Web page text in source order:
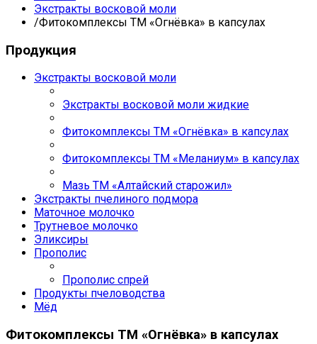
Экстракты восковой моли
/Фитокомплексы ТМ «Огнёвка» в капсулах
Продукция
Экстракты восковой моли
Экстракты восковой моли жидкие
Фитокомплексы ТМ «Огнёвка» в капсулах
Фитокомплексы ТМ «Меланиум» в капсулах
Мазь ТМ «Алтайский старожил»
Экстракты пчелиного подмора
Маточное молочко
Трутневое молочко
Эликсиры
Прополис
Прополис спрей
Продукты пчеловодства
Мёд
Фитокомплексы ТМ «Огнёвка» в капсулах